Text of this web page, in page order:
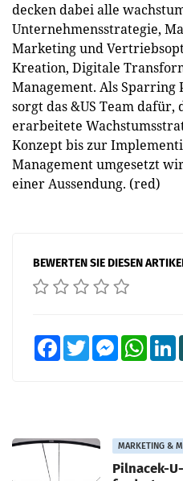
decken dabei alle
Unternehmensstrategie,
Marketing und
Kreation, Digitale
Management. Als Sparring
sorgt das &US Team dafür,
erarbeitete
Konzept bis zur
Management umgesetzt
einer Aussendung. (red)
BEWERTEN SIE DIESEN
FacebookTwitter Messenger
MARKETING &
Pilnacek-